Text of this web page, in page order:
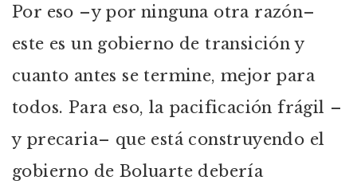
Por eso –y por ninguna otra razón–
este es un gobierno de transición y
cuanto antes se termine, mejor para
todos. Para eso, la pacificación frágil –
y precaria– que está construyendo el
gobierno de Boluarte debería